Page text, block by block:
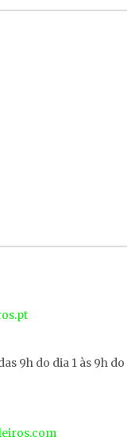
9h do dia 1 às 9h do